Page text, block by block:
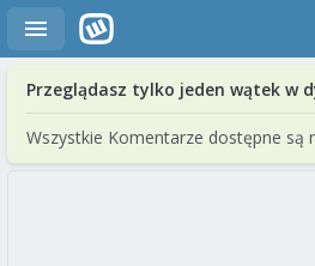
Przeglądasz tylko jeden wątek w
Wszystkie Komentarze dostępne są